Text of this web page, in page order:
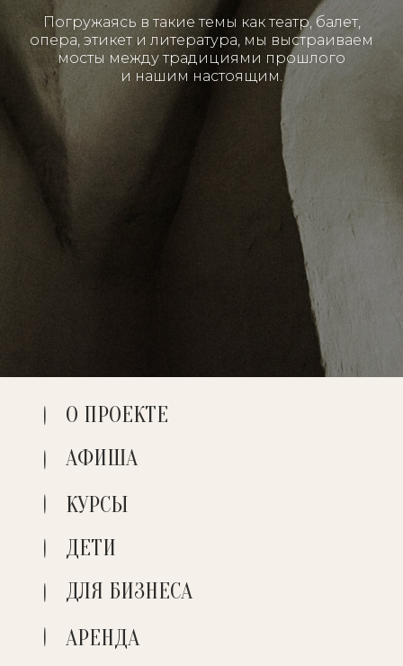
Погружаясь в такие темы как театр, балет,
опера, этикет и литература, мы выстраиваем
мосты между традициями прошлого
и нашим настоящим.
АРЕНДА
ДЛЯ БИЗНЕСА
КУРСЫ
ДЕТИ
АФИША
О ПРОЕКТЕ